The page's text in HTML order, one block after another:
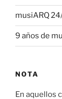
musiARQ
9 años de
NOTA
En aquellos